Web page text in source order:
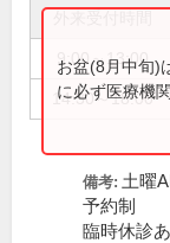
9:00～13:00
14:30～18:00
お盆(8月中旬)
に必ず医療機
備考: 土曜
予約制
臨時休診